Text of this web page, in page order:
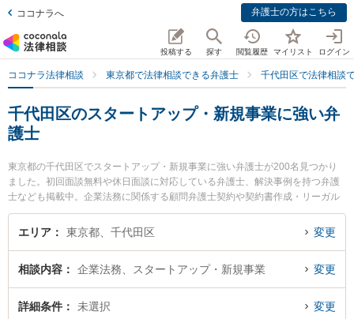
ココナラへ 弁護士の方はこちら
投稿する 探す 閲覧履歴 マイリスト ログイン
ココナラ法律相談 東京都で法律相談できる弁護士 千代田区で法律相談
千代田区のスタートアップ・新規事業に強い弁
護士
東京都の千代田区でスタートアップ・新規事業に強い弁護士が200名見つかり
ました。初回面談無料や休日面談に対応している弁護士、解決事例を持つ弁護
士なども掲載中。企業法務に関係する顧問弁護士契約や契約書作成・リーガル
チェック、雇用契約書・就業規則作成等の細かな分野での絞り込み検索もでき
便利です。特に和田倉門法律事務所の河村 尚弁護士や片岡総合法律事務所の山
ートアップ・新規事業のトラブルを今すぐに弁護士に相談したい』『スタート
アップ・新規事業のトラブル解決の実績豊富な近くの弁護士を検索したい』
『初回相談無料でスタートアップ・新規事業を法律相談できる千代田区内の弁
エリア 東京都、千代田区 変更
相談内容 企業法務、スタートアップ・新規事業 変更
詳細条件 未選択 変更